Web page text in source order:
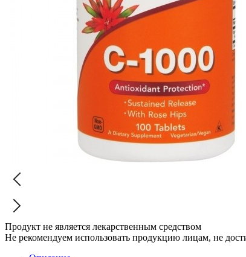
Продукт не является лекарственным средством
Не рекомендуем использовать продукцию лицам, не